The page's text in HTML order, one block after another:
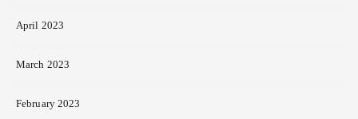
April 2023
March 2023
February 2023